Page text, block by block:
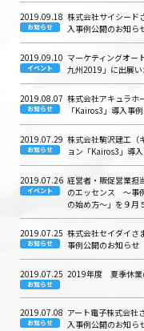
2019.09.18
お知らせ
株式会社サイシード
入事例公開のお知ら
2019.09.10
イベント
マーケティングオー
九州2019」に出展い
2019.08.07
お知らせ
株式会社アキュラホ
「Kairos3」導入事
2019.07.29
お知らせ
株式会社駒沢建工（
ョン「Kairos3」導
2019.07.26
イベント
経営者・販促営業担
のエッセンス 〜事
の始め方〜」を９月
2019.07.25
お知らせ
株式会社セイダイさ
事例公開のお知らせ
2019.07.25
お知らせ
2019年度 夏季休業
2019.07.08
お知らせ
アート電子株式会社
入事例公開のお知ら